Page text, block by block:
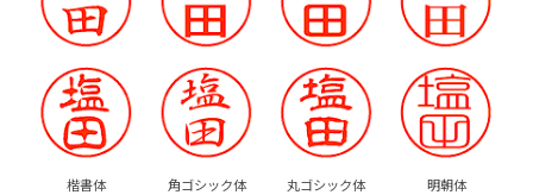
楷書体 角ゴシック体 丸ゴシック体 明朝体